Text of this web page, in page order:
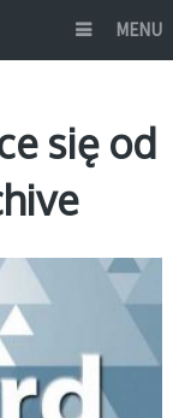
MENU
się od